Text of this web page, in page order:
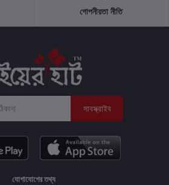
গোপনীয়তা নীতি
সাবস্ক্রাইব
যোগাযোগের তথ্য